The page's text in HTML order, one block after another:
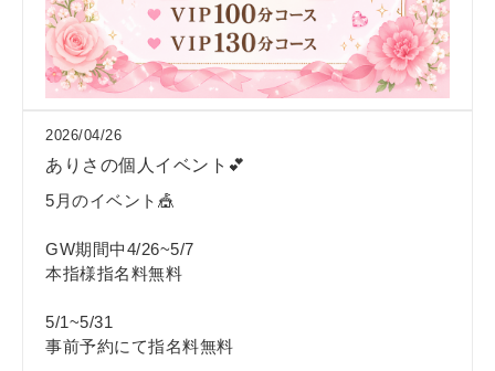
2026/04/26
ありさの個人イベント💕
5月のイベント🎪
GW期間中4/26~5/7
本指様指名料無料
5/1~5/31
事前予約にて指名料無料